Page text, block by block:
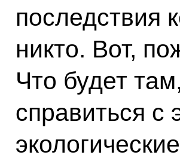
последствия
никто. Вот,
Что будет
справиться с